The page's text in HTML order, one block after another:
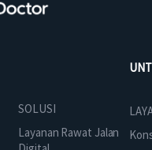
SOLUSI
Layanan Rawat Jalan